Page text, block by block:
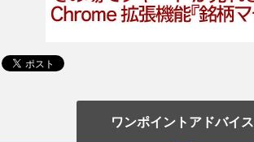
ワンポイントアドバイス